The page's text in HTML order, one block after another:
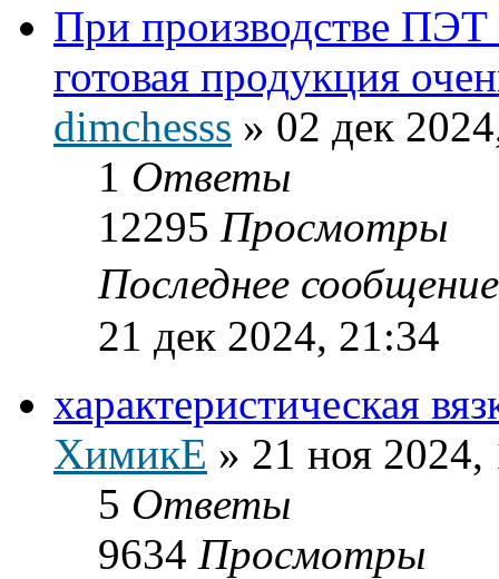
При производстве ПЭТ
готовая продукция
dimchesss » 02 дек
1 Ответы
12295 Просмотры
Последнее
21 дек 2024, 21:34
характеристическая
ХимикЕ » 21 ноя 2024,
5 Ответы
9634 Просмотры